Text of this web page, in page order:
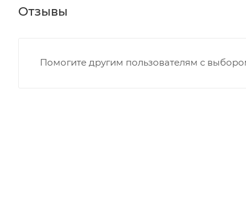
Отзывы
Помогите другим пользователям с